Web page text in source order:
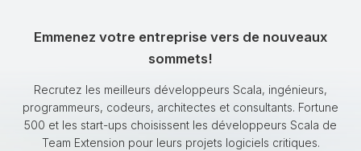
Emmenez votre entreprise vers de nouveaux
sommets!
Recrutez les meilleurs développeurs Scala, ingénieurs,
programmeurs, codeurs, architectes et consultants. Fortune
500 et les start-ups choisissent les développeurs Scala de
Team Extension pour leurs projets logiciels critiques.